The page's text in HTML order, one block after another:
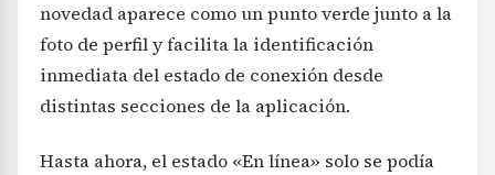
novedad aparece como un punto verde junto a la
foto de perfil y facilita la identificación
inmediata del estado de conexión desde
distintas secciones de la aplicación.
Hasta ahora, el estado «En línea» solo se podía